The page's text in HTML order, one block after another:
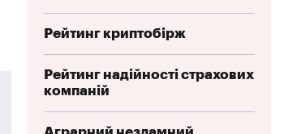
Рейтинг криптобірж
Рейтинг надійності страхових
компаній